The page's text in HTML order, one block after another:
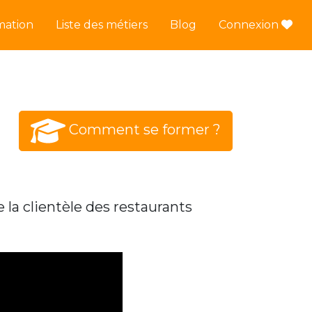
Liste des métiers Blog Connexion
Comment se former ?
la clientèle des restaurants